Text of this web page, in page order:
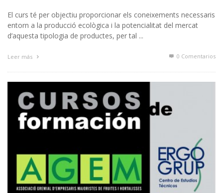
El curs té per objectiu proporcionar els coneixements necessaris
entorn a la producció ecològica i la potencialitat del mercat
d’aquesta tipologia de productes, per tal ...
Leer más 0 Comentarios